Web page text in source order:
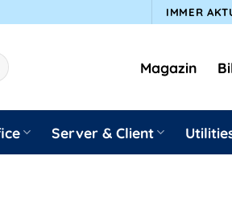
IMMER
Magazin
Server & Client